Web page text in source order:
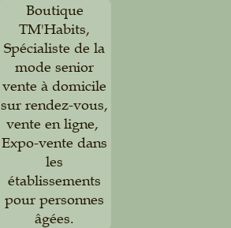
Boutique
TM'Habits,
Spécialiste de la
mode senior
vente à domicile
sur rendez-vous,
vente en ligne,
Expo-vente dans
les
établissements
pour personnes
âgées.